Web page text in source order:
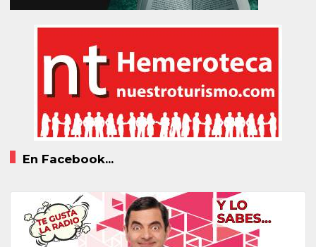
En Facebook...